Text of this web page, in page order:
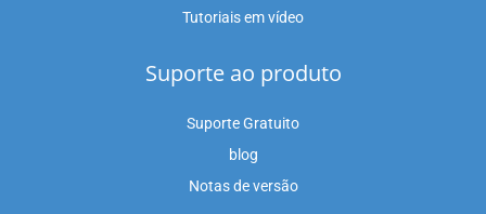
Tutoriais em vídeo
Suporte ao produto
Suporte Gratuito
blog
Notas de versão